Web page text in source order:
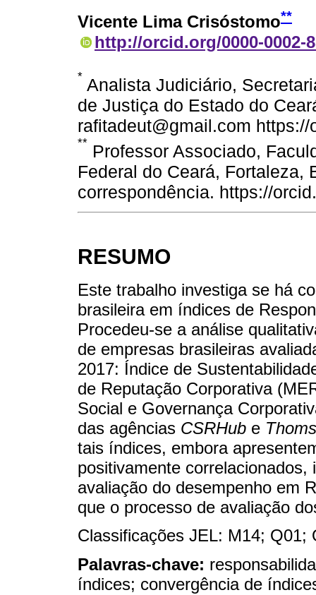
Vicente Lima Crisóstomo**
http://orcid.org/0000-0002-
* Analista Judiciário,
de Justiça do Estado do
rafitadeut@gmail.com
** Professor Associado,
Federal do Ceará, Fortaleza,
correspondência. https://
RESUMO
Este trabalho investiga se há
brasileira em índices de
Procedeu-se a análise
de empresas brasileiras
2017: Índice de
de Reputação Corporativa
Social e Governança
das agências CSRHub e
tais índices, embora
positivamente
avaliação do desempenho em
que o processo de avaliação
Classificações JEL: M14; Q01;
Palavras-chave:
índices; convergência de